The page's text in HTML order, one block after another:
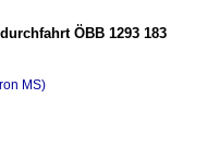
ÖBB 1293 183
MS)